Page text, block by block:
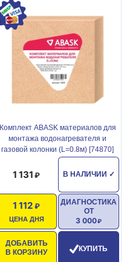
Комплект ABASK материалов для
монтажа водонагревателя и
газовой колонки (L=0.8м) [74870]
В НАЛИЧИИ ✓
1 131
ЦЕНА ДНЯ
1 112
ДОБАВИТЬ
В КОРЗИНУ
ДИАГНОСТИКА
ОТ
3 000
КУПИТЬ